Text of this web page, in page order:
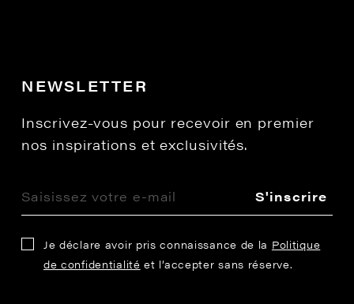
NEWSLETTER
Inscrivez-vous pour recevoir en premier
nos inspirations et exclusivités.
S'inscrire
Je déclare avoir pris connaissance de la Politique
de confidentialité et l’accepter sans réserve.